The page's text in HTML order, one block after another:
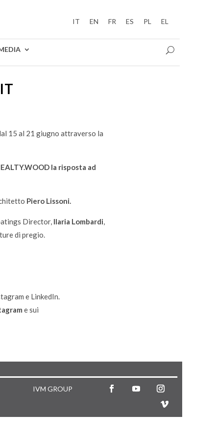
IT EN FR ES PL EL
15 al 21 giugno attraverso la
la risposta ad
Piero Lissoni.
Director, Ilaria Lombardi,
di pregio.
e LinkedIn.
e sui
IVM GROUP